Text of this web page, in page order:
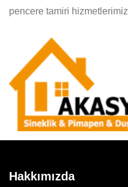
pencere tamiri hizmetlerimiz
Hakkımızda